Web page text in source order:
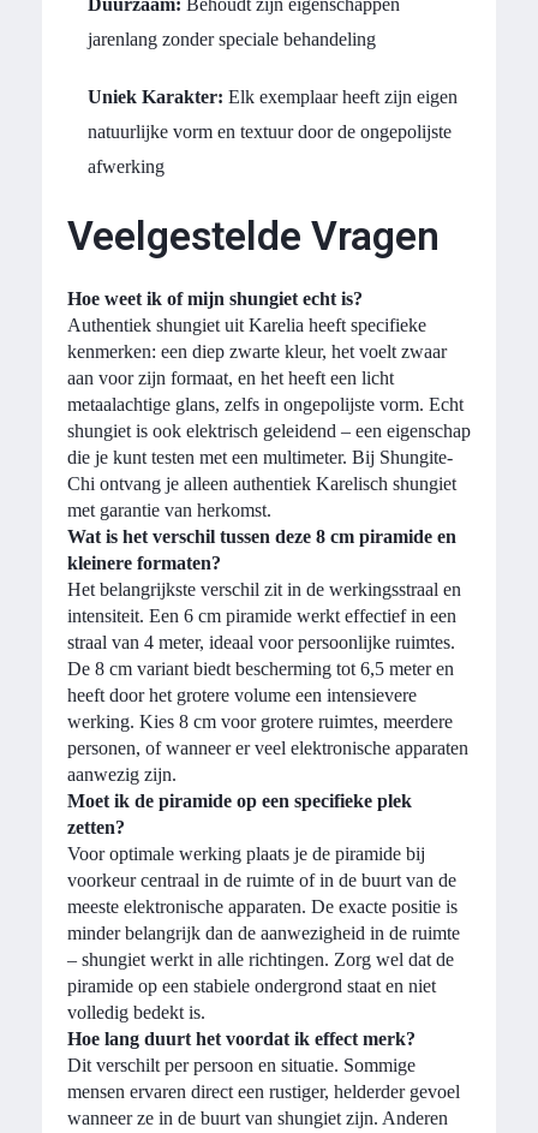
jarenlang zonder speciale behandeling
Uniek Karakter: Elk exemplaar heeft zijn eigen
natuurlijke vorm en textuur door de ongepolijste
afwerking
Veelgestelde Vragen
Hoe weet ik of mijn shungiet echt is?
Authentiek shungiet uit Karelia heeft specifieke
kenmerken: een diep zwarte kleur, het voelt zwaar
aan voor zijn formaat, en het heeft een licht
metaalachtige glans, zelfs in ongepolijste vorm. Echt
shungiet is ook elektrisch geleidend – een eigenschap
die je kunt testen met een multimeter. Bij Shungite-
Chi ontvang je alleen authentiek Karelisch shungiet
met garantie van herkomst.
Wat is het verschil tussen deze 8 cm piramide en
kleinere formaten?
Het belangrijkste verschil zit in de werkingsstraal en
intensiteit. Een 6 cm piramide werkt effectief in een
straal van 4 meter, ideaal voor persoonlijke ruimtes.
De 8 cm variant biedt bescherming tot 6,5 meter en
heeft door het grotere volume een intensievere
werking. Kies 8 cm voor grotere ruimtes, meerdere
personen, of wanneer er veel elektronische apparaten
aanwezig zijn.
Moet ik de piramide op een specifieke plek
zetten?
Voor optimale werking plaats je de piramide bij
voorkeur centraal in de ruimte of in de buurt van de
meeste elektronische apparaten. De exacte positie is
minder belangrijk dan de aanwezigheid in de ruimte
– shungiet werkt in alle richtingen. Zorg wel dat de
piramide op een stabiele ondergrond staat en niet
volledig bedekt is.
Hoe lang duurt het voordat ik effect merk?
Dit verschilt per persoon en situatie. Sommige
mensen ervaren direct een rustiger, helderder gevoel
wanneer ze in de buurt van shungiet zijn. Anderen